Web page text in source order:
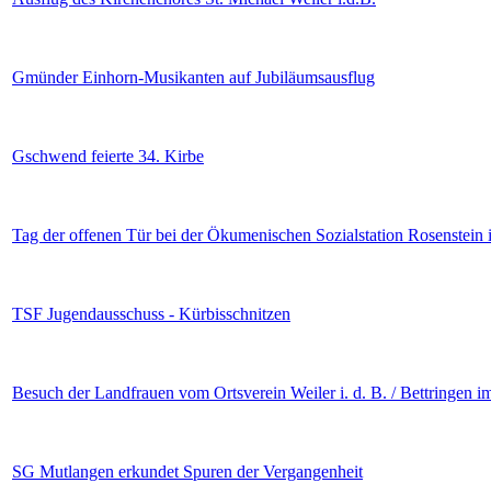
Gmünder Einhorn-Musikanten auf Jubiläumsausflug
Gschwend feierte 34. Kirbe
Tag der offenen Tür bei der Ökumenischen Sozialstation Rosenstein
TSF Jugendausschuss - Kürbisschnitzen
Besuch der Landfrauen vom Ortsverein Weiler i. d. B. / Bettringen
SG Mutlangen erkundet Spuren der Vergangenheit